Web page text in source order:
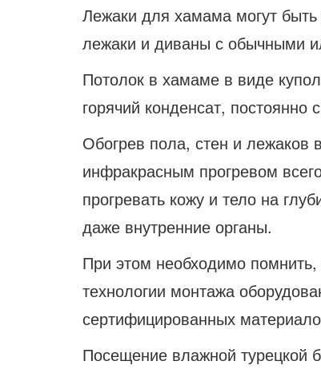
Лежаки для хамама могут
лежаки и диваны с обычными
Потолок в хамаме в виде
горячий конденсат,
Обогрев пола, стен и лежаков
инфракрасным прогревом
прогревать кожу и тело на
даже внутренние органы.
При этом необходимо
технологии монтажа
сертифицированных
Посещение влажной турецкой